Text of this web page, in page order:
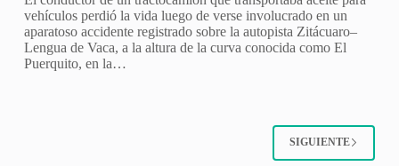
vehículos perdió la vida luego de verse involucrado en un
aparatoso accidente registrado sobre la autopista Zitácuaro–
Lengua de Vaca, a la altura de la curva conocida como El
Puerquito, en la…
SIGUIENTE